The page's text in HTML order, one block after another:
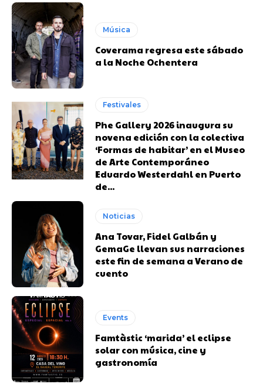
Música
Coverama regresa este sábado
a la Noche Ochentera
Festivales
Phe Gallery 2026 inaugura su
novena edición con la colectiva
‘Formas de habitar’ en el Museo
de Arte Contemporáneo
Eduardo Westerdahl en Puerto
de...
Noticias
Ana Tovar, Fidel Galbán y
GemaGe llevan sus narraciones
este fin de semana a Verano de
cuento
Events
Famtàstic ‘marida’ el eclipse
solar con música, cine y
gastronomía